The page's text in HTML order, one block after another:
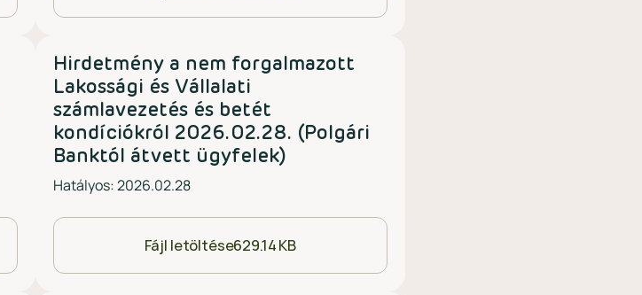
Hirdetmény a nem forgalmazott
Lakossági és Vállalati
számlavezetés és betét
kondíciókról 2026.02.28. (Polgári
Banktól átvett ügyfelek)
Hatályos: 2026.02.28
Fájl letöltése629.14 KB